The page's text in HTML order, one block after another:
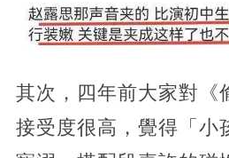
其次，四年前大家對《
接受度很高，覺得「小